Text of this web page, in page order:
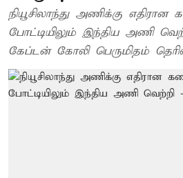
நியூசிலாந்து அணிக்கு எதிரான
போட்டியிலும் இந்திய அணி
கேப்டன் கோலி பெருமிதம்